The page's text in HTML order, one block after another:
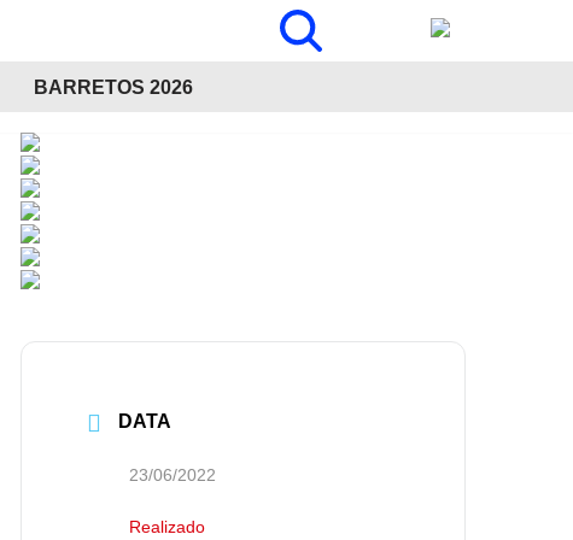
BARRETOS 2026
DATA
23/06/2022
Realizado